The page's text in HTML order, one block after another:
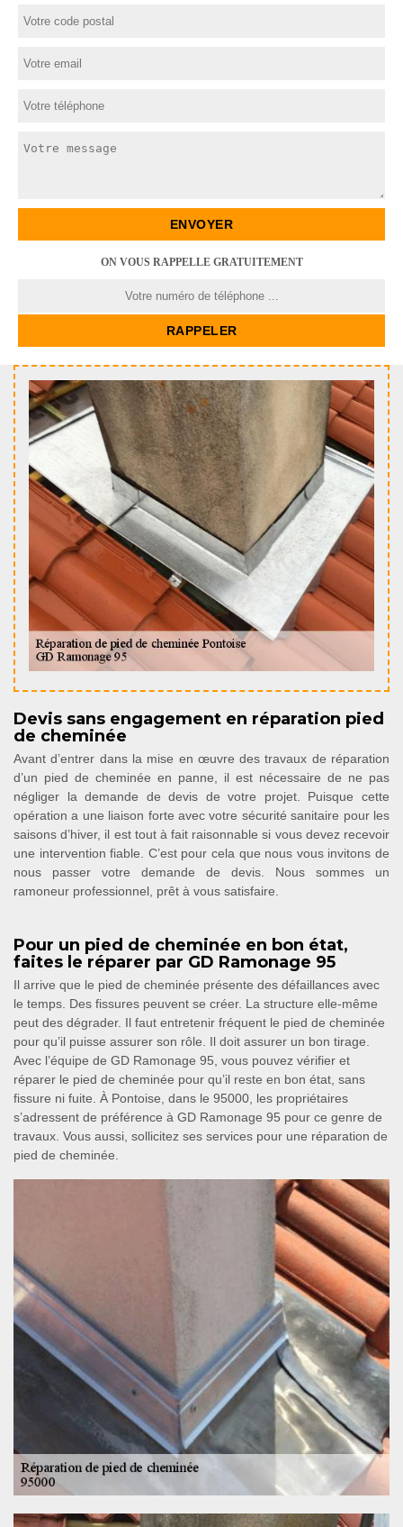
ON VOUS RAPPELLE GRATUITEMENT
Devis sans engagement en réparation pied
de cheminée
Avant d’entrer dans la mise en œuvre des travaux de réparation
d’un pied de cheminée en panne, il est nécessaire de ne pas
négliger la demande de devis de votre projet. Puisque cette
opération a une liaison forte avec votre sécurité sanitaire pour les
saisons d’hiver, il est tout à fait raisonnable si vous devez recevoir
une intervention fiable. C’est pour cela que nous vous invitons de
nous passer votre demande de devis. Nous sommes un
ramoneur professionnel, prêt à vous satisfaire.
Pour un pied de cheminée en bon état,
faites le réparer par GD Ramonage 95
Il arrive que le pied de cheminée présente des défaillances avec
le temps. Des fissures peuvent se créer. La structure elle-même
peut des dégrader. Il faut entretenir fréquent le pied de cheminée
pour qu’il puisse assurer son rôle. Il doit assurer un bon tirage.
Avec l’équipe de GD Ramonage 95, vous pouvez vérifier et
réparer le pied de cheminée pour qu’il reste en bon état, sans
fissure ni fuite. À Pontoise, dans le 95000, les propriétaires
s’adressent de préférence à GD Ramonage 95 pour ce genre de
travaux. Vous aussi, sollicitez ses services pour une réparation de
pied de cheminée.